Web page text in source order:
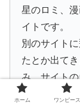
星のロミ、
イトです。
別のサイト
たとか出て
み、サイト
ちょっと危
ホーム ワンピース